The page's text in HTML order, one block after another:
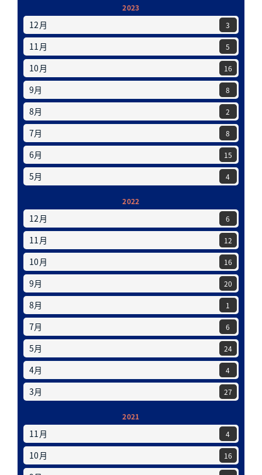
2023
12月 3
11月 5
10月 16
9月 8
8月 2
7月 8
6月 15
5月 4
2022
12月 6
11月 12
10月 16
9月 20
8月 1
7月 6
5月 24
4月 4
3月 27
2021
11月 4
10月 16